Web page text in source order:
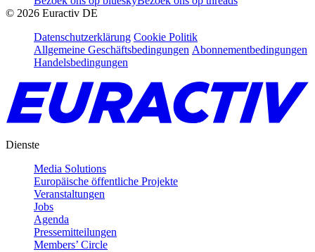
© 2026 Euractiv DE
Datenschutzerklärung Cookie Politik
Allgemeine Geschäftsbedingungen Abonnementbedingungen
Handelsbedingungen
Dienste
Media Solutions
Europäische öffentliche Projekte
Veranstaltungen
Jobs
Agenda
Pressemitteilungen
Members’ Circle